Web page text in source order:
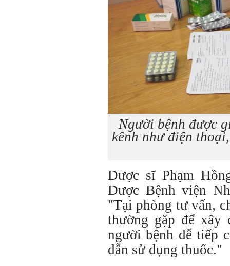
Người bệnh được
kênh như điện
Dược sĩ Phạm
Dược Bệnh viện
"Tại phòng tư vấn,
thường gặp để
người bệnh dễ tiếp
dẫn sử dụng thuốc."